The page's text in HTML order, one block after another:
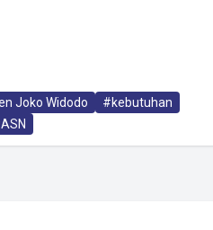
Joko Widodo
#kebutuhan